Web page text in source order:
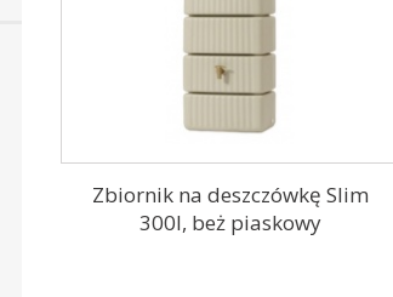
Zbiornik na deszczówkę Slim
300l, beż piaskowy